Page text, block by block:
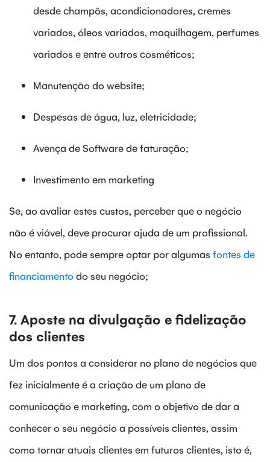
desde champôs, acondicionadores, cremes
variados, óleos variados, maquilhagem, perfumes
variados e entre outros cosméticos;
Manutenção do website;
Despesas de água, luz, eletricidade;
Avença de Software de faturação;
Investimento em marketing
Se, ao avaliar estes custos, perceber que o negócio
não é viável, deve procurar ajuda de um profissional.
No entanto, pode sempre optar por algumas fontes de
financiamentodo seu negócio;
7. Aposte na divulgação e fidelização
dos clientes
Um dos pontos a considerar no plano de negócios que
fez inicialmente é a criação de um plano de
comunicação e marketing, com o objetivo de dar a
conhecer o seu negócio a possíveis clientes, assim
como tornar atuais clientes em futuros clientes, isto é,